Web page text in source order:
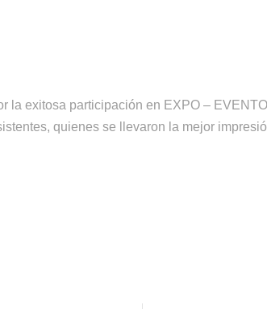
la exitosa participación en EXPO –
quienes se llevaron la mejor